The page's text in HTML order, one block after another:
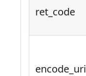
ret_code
encode_uri